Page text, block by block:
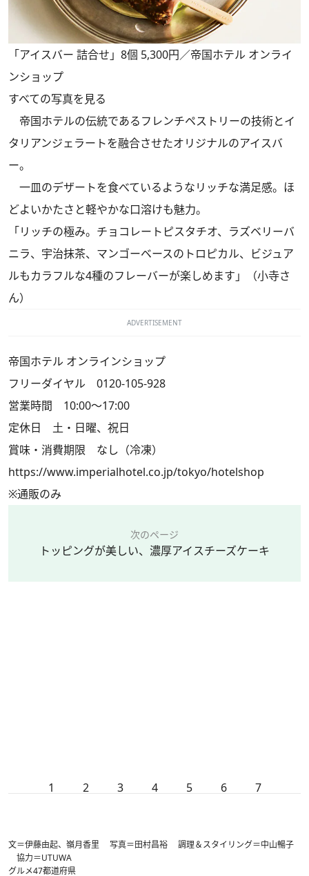
「アイスバー 詰合せ」8個 5,300円／帝国ホテル オンライ
ンショップ
すべての写真を見る
帝国ホテルの伝統であるフレンチペストリーの技術とイ
タリアンジェラートを融合させたオリジナルのアイスバ
ー。
一皿のデザートを食べているようなリッチな満足感。ほ
どよいかたさと軽やかな口溶けも魅力。
「リッチの極み。チョコレートピスタチオ、ラズベリーバ
ニラ、宇治抹茶、マンゴーベースのトロピカル、ビジュア
ルもカラフルな4種のフレーバーが楽しめます」（小寺さ
ん）
ADVERTISEMENT
帝国ホテル オンラインショップ
フリーダイヤル 0120-105-928
営業時間 10:00～17:00
定休日 土・日曜、祝日
賞味・消費期限 なし（冷凍）
https://www.imperialhotel.co.jp/tokyo/hotelshop
※通販のみ
次のページ
トッピングが美しい、濃厚アイスチーズケーキ
1 2 3 4 5 6 7
文＝伊藤由起、嶺月香里 写真＝田村昌裕 調理＆スタイリング＝中山暢子
協力＝UTUWA
グルメ47都道府県